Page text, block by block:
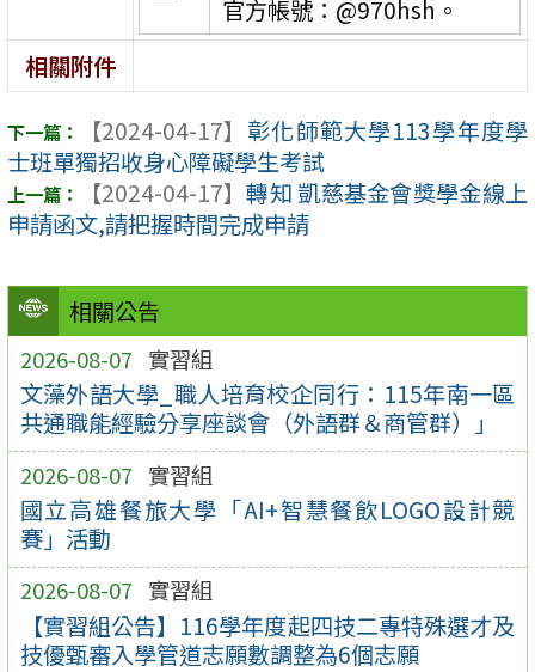
相關公告
2026-08-07 實習組
文藻外語大學_職人培育校企同行：115年南一區
共通職能經驗分享座談會（外語群＆商管群）」
2026-08-07 實習組
國立高雄餐旅大學「AI+智慧餐飲LOGO設計競
賽」活動
2026-08-07 實習組
【實習組公告】116學年度起四技二專特殊選才及
技優甄審入學管道志願數調整為6個志願
官方帳號：@970hsh。
相關附件
【2024-04-17】 彰化師範大學113學年度學
士班單獨招收身心障礙學生考試
【2024-04-17】 轉知 凱慈基金會獎學金線上
申請函文,請把握時間完成申請